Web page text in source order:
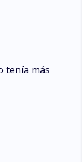
tenía más